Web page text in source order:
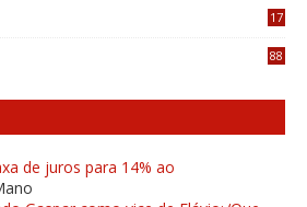
17
88
de juros para 14% ao